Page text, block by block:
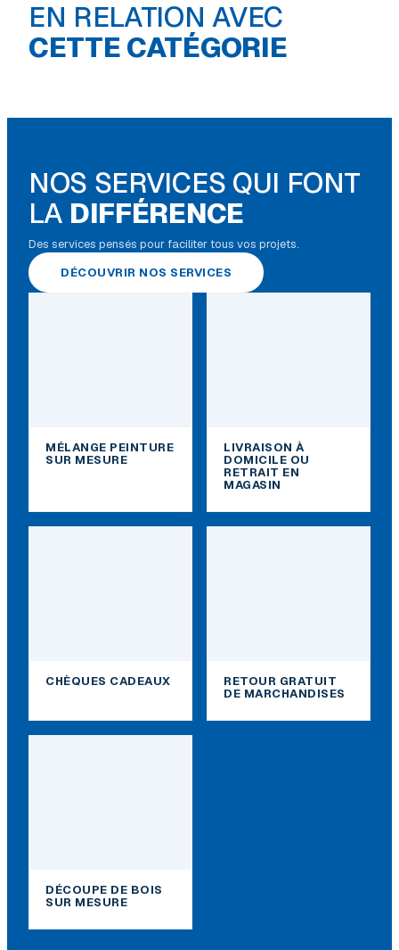
EN RELATION AVEC
CETTE CATÉGORIE
Peinture extérieure
NOS SERVICES QUI FONT
LA DIFFÉRENCE
Des services pensés pour faciliter tous vos projets.
DÉCOUVRIR NOS SERVICES
MÉLANGE PEINTURE
SUR MESURE
LIVRAISON À
DOMICILE OU
RETRAIT EN
MAGASIN
CHÈQUES CADEAUX
RETOUR GRATUIT
DE MARCHANDISES
DÉCOUPE DE BOIS
SUR MESURE